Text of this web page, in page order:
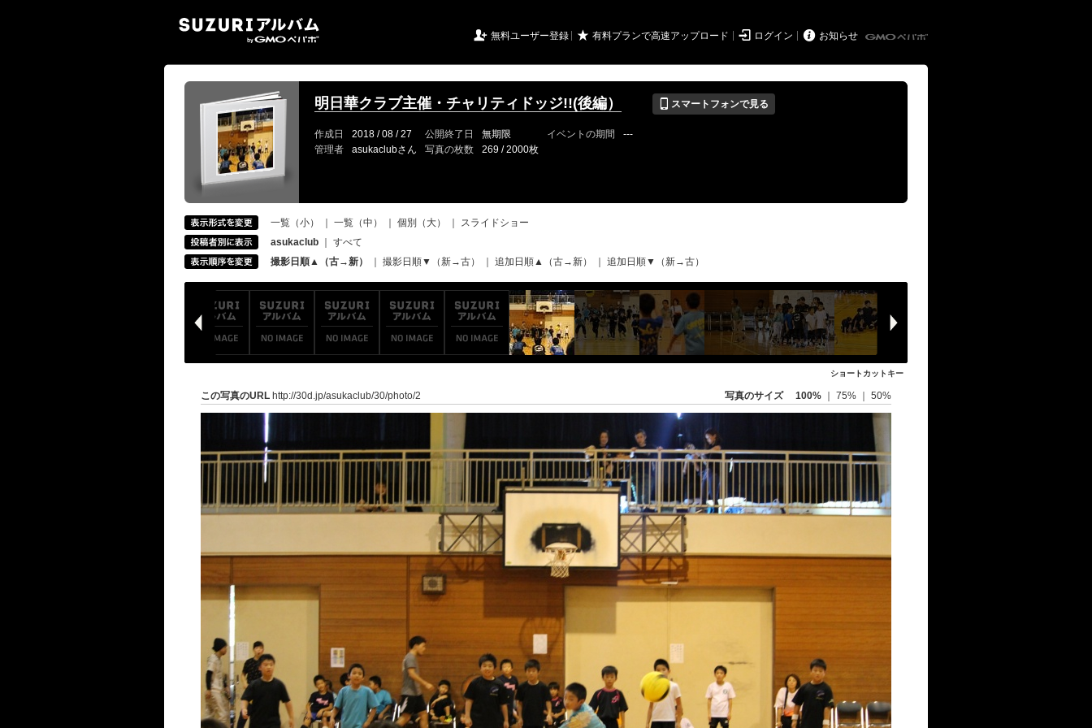
 無料ユーザー登録 ★ 有料プランで高速アップロード  ログイン  お知らせ
明日華クラブ主催・チャリティドッジ!!(後編） 📱 スマートフォンで見る
作成日 2018 / 08 / 27 公開終了日 無期限 イベントの期間
---
管理者
asukaclubさん 写真の枚数 269 / 2000枚
一覧（小） 一覧（中） 個別（大）
スライドショー
asukaclub
すべて
撮影日順▲（古→新）
撮影日順▼（新→古） 追加日順▲（古→新） 追加日順▼（新→古）
ショートカットキー
この写真のURL http://30d.jp/asukaclub/30/photo/2 写真のサイズ 100% 75% 50%